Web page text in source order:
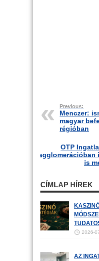
Previous:
Menczer:
magyar
régióban
OTP
is
CÍMLAP HÍREK
2026-
AZ